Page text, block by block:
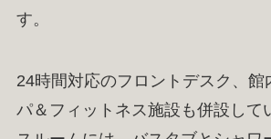
す。
24時間対応のフロントデスク、館
パ＆フィットネス施設も併設して